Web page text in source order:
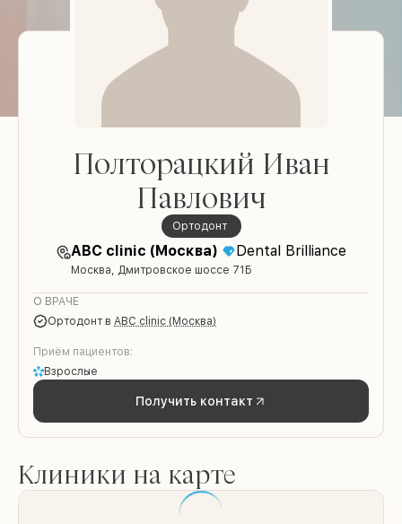
Полторацкий Иван
Павлович
ортодонт
ABC clinic (Москва) Dental Brilliance
Москва, Дмитровское шоссе 71Б
О ВРАЧЕ
ортодонт в ABC clinic (Москва)
Приём пациентов:
Взрослые
Получить контакт
Клиники на карте